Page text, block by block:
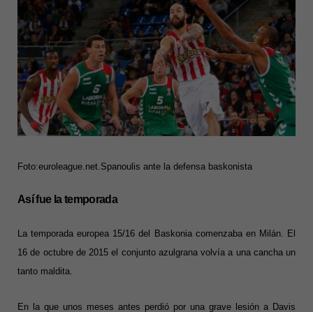
Foto:euroleague.net.Spanoulis ante la defensa baskonista
Así fue la temporada
La temporada europea 15/16 del Baskonia comenzaba en Milán. El
16 de octubre de 2015 el conjunto azulgrana volvía a una cancha un
tanto maldita.
En la que unos meses antes perdió por una grave lesión a Davis